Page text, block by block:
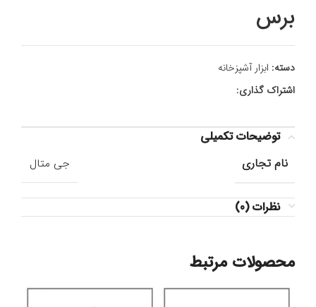
برس
دسته: ابزار آشپزخانه
اشتراک گذاری:
توضیحات تکمیلی
نام تجاری
جی متال
نظرات (0)
محصولات مرتبط